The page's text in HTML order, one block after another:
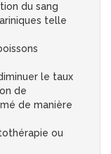
du sang
telle
le taux
de
de manière
ou